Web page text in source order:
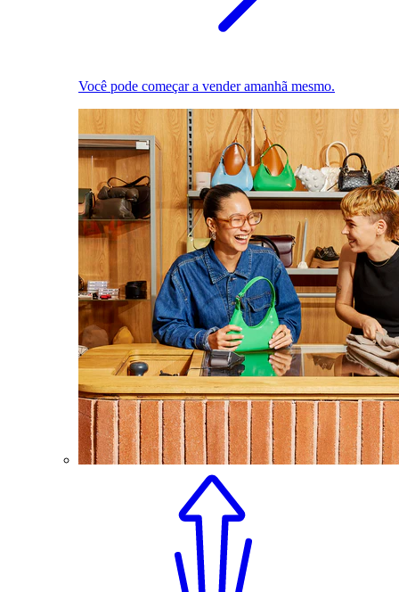
Você pode começar a vender amanhã mesmo.